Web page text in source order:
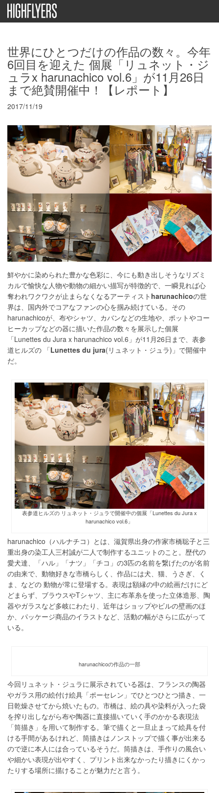
世界にひとつだけの作品の数々。今年
6回目を迎えた 個展「リュネット・ジ
ュラx harunachico vol.6」が11月26日
まで絶賛開催中！【レポート】
2017/11/19
鮮やかに染められた豊かな色彩に、今にも動き出しそうなリズミ
カルで愉快な人物や動物の細かい描写が特徴的で、一瞬見れば心
奪われワクワクが止まらなくなるアーティスト harunachicoの世
界は、国内外でコアなファンの心を掴み続けている。その
harunachicoが、布やシャツ、カバンなどの生地や、ポットやコー
ヒーカップなどの器に描いた作品の数々を展示した個展
「Lunettes du Jura x harunachico vol.6」が11月26日まで、表参
道ヒルズの 「Lunettes du jura(リュネット・ジュラ)」で開催中
だ。
表参道ヒルズの リュネット・ジュラで開催中の個展「Lunettes du Jura x
harunachico vol.6」
harunachico（ハルナチコ）とは、滋賀県出身の作家市橋聡子と三
重出身の染工人三村誠が二人で制作するユニットのこと。歴代の
愛犬達、「ハル」「ナツ」「チコ」の3匹の名前を繋げたのが名前
の由来で、動物好きな市橋らしく、作品には犬、猫、うさぎ、く
ま、などの 動物が常に登場する。表現は額縁の中の絵画だけにど
どまらず、ブラウスやTシャツ、主に布革糸を使った立体造形、陶
器やガラスなど多岐にわたり、近年はショップやビルの壁画のほ
か、パッケージ商品のイラストなど、活動の幅がさらに広がって
いる。
harunachicoの作品の一部
今回リュネット・ジュラに展示されている器は、フランスの陶器
やガラス用の絵付け絵具「ポーセレン」でひとつひとつ描き、一
日乾燥させてから焼いたもの。市橋は、絵の具や染料が入った袋
を搾り出しながら布や陶器に直接描いていく手のかかる表現法
「筒描き」を用いて制作する。筆で描くと一旦止まって絵具を付
ける手間があるけれど、筒描きはノンストップで描く事が出来る
ので逆に本人には合っているそうだ。筒描きは、手作りの風合い
や細かい表現が出やすく、プリント出来なかったり描きにくかっ
たりする場所に描けることが魅力だと言う。